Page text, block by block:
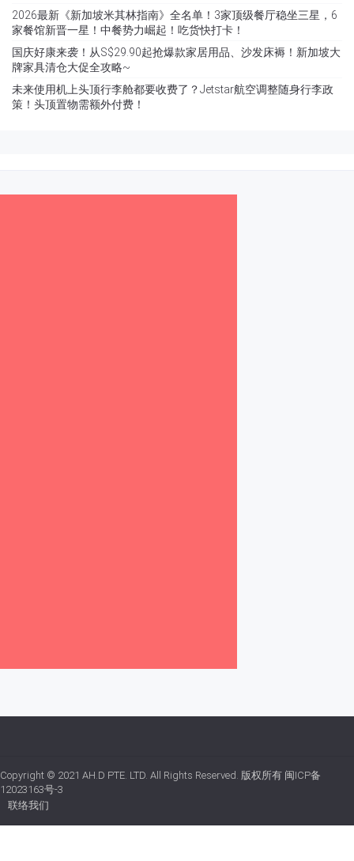
2026最新《新加坡米其林指南》全名单！3家顶级餐厅稳坐三星，6
家餐馆新晋一星！中餐势力崛起！吃货快打卡！
国庆好康来袭！从S$29.90起抢爆款家居用品、沙发床褥！新加坡大
牌家具清仓大促全攻略~
未来使用机上头顶行李舱都要收费了？Jetstar航空调整随身行李政
策！头顶置物需额外付费！
Copyright © 2021 AH.D PTE. LTD. All Rights Reserved. 版权所有 闽ICP备
12023163号-3
联络我们